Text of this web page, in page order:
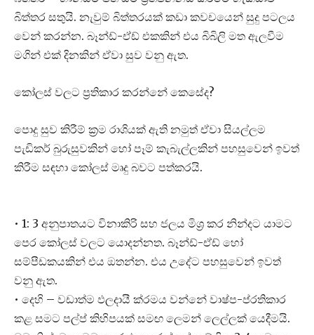
බිත්තර සතුයි. නැවුම් බිත්තරයක් කඩා කවචයෙන් සුදු පටලය
වෙන් කරන්න. බෑන්ඩ්-ඒඩ් එකකින් එය බිබිලි මත ඇලවීම
මගින් එක් දිනකින් ඒවා සුව වනු ඇත.
කෝලස් වලට ප්‍රතිකාර කරන්නේ කෙසේද?
පොදු සුව කිරීම් ක්‍රම රාශියක් ඇති නමුත් ඒවා සියල්ලම
පැඩිකර් බුරුසුවකින් හෝ පෑම් කැබැල්ලකින් පහසුවෙන් ඉවත්
කිරීම සඳහා කෝලස් මෘදු බවට පත්කරයි.
• 1: 3 අනුපාතයට විනාකිරි සහ ජලය මිශ්‍ර කර නින්දට යාමට
පෙර කෝලස් වලට යොදන්නත. බෑන්ඩ්-ඒඩ් හෝ
සම්පීඩකයකින් එය ඔතන්න. එය උදේට පහසුවෙන් ඉවත්
වනු ඇත.
• දෙහි – වඩාත්ම ඵලදායී ක්රමය වන්නේ වාෂ්ප-ප්රතිකාර
කළ සමට පල්ප් කිහිපයක් සමඟ ලෙමන් ලෙල්ලක් යෙදීමයි.